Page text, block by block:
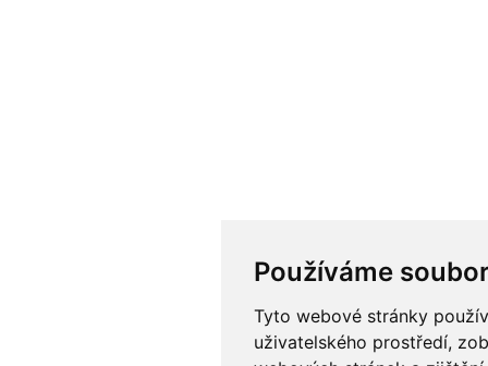
Používáme
Tyto webové stránky
uživatelského prostředí,